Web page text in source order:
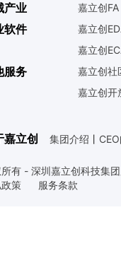
产业 嘉立创FA
软件
嘉立创
嘉立创
服务
嘉立创社
嘉立创开
嘉立创 集团介绍 丨
有 - 深圳嘉立创科技集
策
服务条款